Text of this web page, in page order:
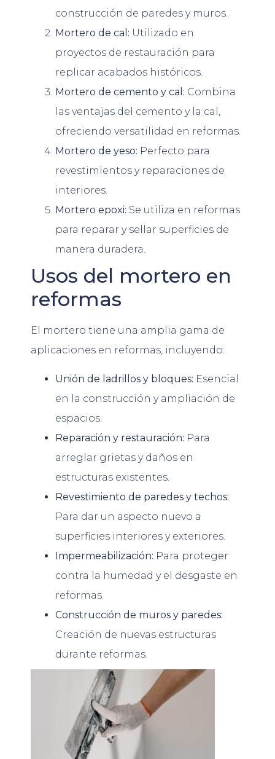
construcción de paredes y muros.
Mortero de cal: Utilizado en
proyectos de restauración para
replicar acabados históricos.
Mortero de cemento y cal: Combina
las ventajas del cemento y la cal,
ofreciendo versatilidad en reformas.
Mortero de yeso: Perfecto para
revestimientos y reparaciones de
interiores.
Mortero epoxi: Se utiliza en reformas
para reparar y sellar superficies de
manera duradera.
Usos del mortero en
reformas
El mortero tiene una amplia gama de
aplicaciones en reformas, incluyendo:
Unión de ladrillos y bloques: Esencial
en la construcción y ampliación de
espacios.
Reparación y restauración: Para
arreglar grietas y daños en
estructuras existentes.
Revestimiento de paredes y techos:
Para dar un aspecto nuevo a
superficies interiores y exteriores.
Impermeabilización: Para proteger
contra la humedad y el desgaste en
reformas.
Construcción de muros y paredes:
Creación de nuevas estructuras
durante reformas.